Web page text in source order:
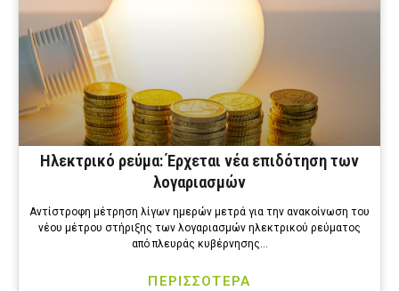
Ηλεκτρικό ρεύμα: Έρχεται νέα επιδότηση των
λογαριασμών
Αντίστροφη μέτρηση λίγων ημερών μετρά για την ανακοίνωση του
νέου μέτρου στήριξης των λογαριασμών ηλεκτρικού ρεύματος
από πλευράς κυβέρνησης…
ΠΕΡΙΣΣΟΤΕΡΑ